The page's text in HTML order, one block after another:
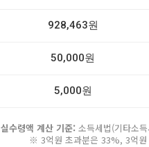
928,463원
50,000원
5,000원
실수령액 계산 기준: 소득세법(기타소
※ 3억원 초과분은 33%, 3억